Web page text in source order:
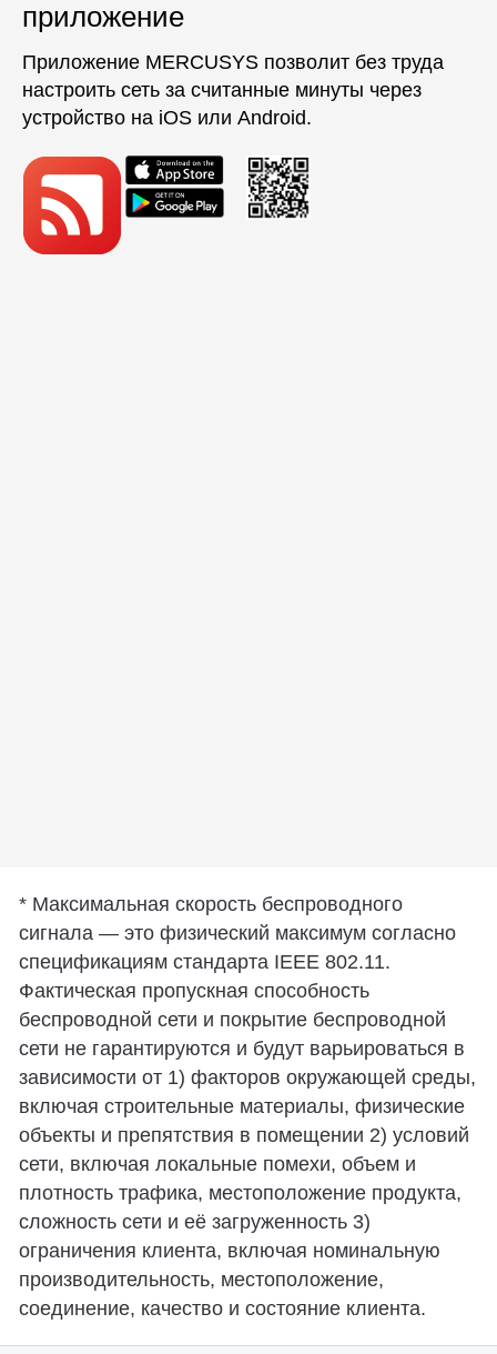
приложение
Приложение MERCUSYS позволит без труда
настроить сеть за считанные минуты через
устройство на iOS или Android.
* Максимальная скорость беспроводного
сигнала — это физический максимум согласно
спецификациям стандарта IEEE 802.11.
Фактическая пропускная способность
беспроводной сети и покрытие беспроводной
сети не гарантируются и будут варьироваться в
зависимости от 1) факторов окружающей среды,
включая строительные материалы, физические
объекты и препятствия в помещении 2) условий
сети, включая локальные помехи, объем и
плотность трафика, местоположение продукта,
сложность сети и её загруженность 3)
ограничения клиента, включая номинальную
производительность, местоположение,
соединение, качество и состояние клиента.